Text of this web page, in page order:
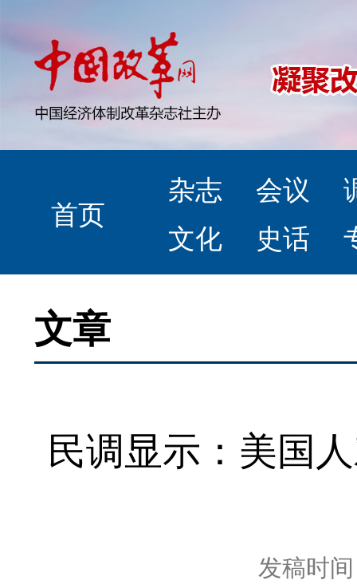
首页
杂志 会议
文化
史话
文章
民调显示：美国
发稿时